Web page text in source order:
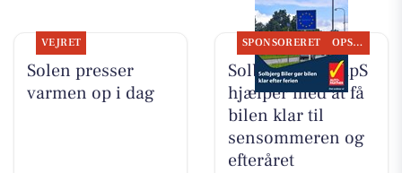
VEJRET
Solen presser
varmen op i dag
SPONSORERET OPSLAGSTAVLEN
Solbjerg Biler ApS
hjælper med at få
bilen klar til
sensommeren og
efteråret